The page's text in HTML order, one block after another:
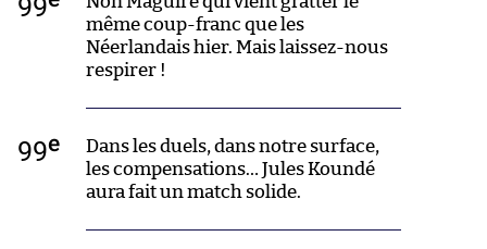
même coup-franc que les
Néerlandais hier. Mais laissez-nous
respirer !
99e
Dans les duels, dans notre surface,
les compensations… Jules Koundé
aura fait un match solide.